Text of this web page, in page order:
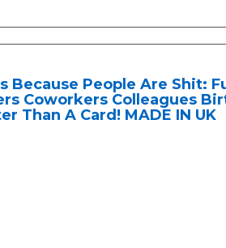
Because People Are Shit:
Coworkers Colleagues
Than A Card! MADE IN UK